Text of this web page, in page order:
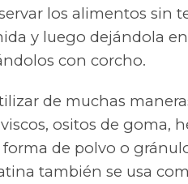
los alimentos sin
y luego dejándola
con corcho.
de muchas
ositos de goma,
de polvo o
también se usa